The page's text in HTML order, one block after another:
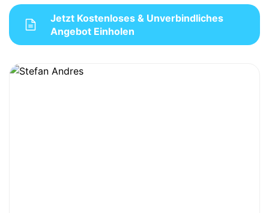
Jetzt Kostenloses & Unverbindliches
Angebot Einholen